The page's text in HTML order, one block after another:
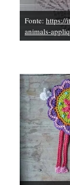
Fonte: https://
animals-